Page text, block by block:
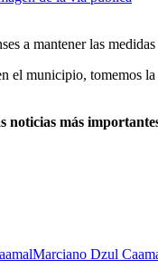
a mantener las
el municipio, tomemos
noticias más
Marciano Dzul